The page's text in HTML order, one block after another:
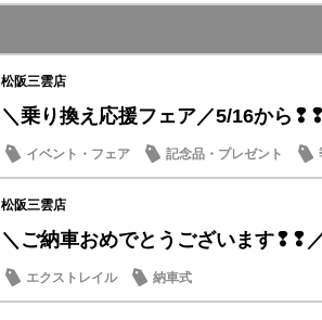
成約特典
サクラ
松阪三雲店
＼乗り換え応援フェア／5/16から
イベント・フェア 記念品・プレゼント
松阪三雲店
＼ご納車おめでとうございます❢❢
エクストレイル 納車式